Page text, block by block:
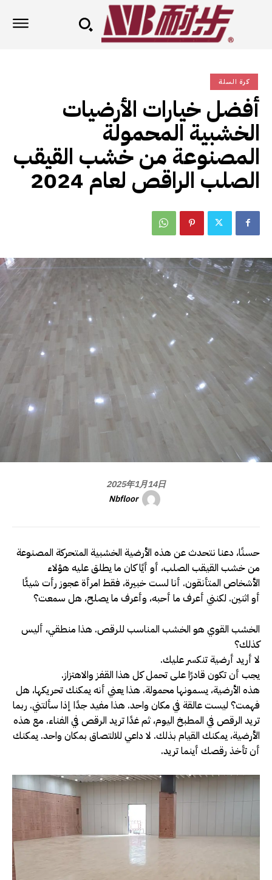
كرة السلة
أفضل خيارات الأرضيات
الخشبية المحمولة
المصنوعة من خشب القيقب
الصلب الراقص لعام 2024
2025年1月14日
Nbfloor
حسنًا، دعنا نتحدث عن هذه الأرضية الخشبية المتحركة المصنوعة
من خشب القيقب الصلب، أو أيًا كان ما يطلق عليه هؤلاء
الأشخاص المتأنقون. أنا لست خبيرة، فقط امرأة عجوز رأت شيئًا
أو اثنين. لكنني أعرف ما أحبه، وأعرف ما يصلح، هل سمعت؟
الخشب القوي هو الخشب المناسب للرقص. هذا منطقي، أليس
كذلك؟
لا أريد أرضية تنكسر عليك.
يجب أن تكون قادرًا على تحمل كل هذا القفز والاهتزاز.
هذه الأرضية، يسمونها محمولة. هذا يعني أنه يمكنك تحريكها، هل
فهمت؟ ليست عالقة في مكان واحد. هذا مفيد جدًا إذا سألتني. ربما
تريد الرقص في المطبخ اليوم، ثم غدًا تريد الرقص في الفناء. مع هذه
الأرضية، يمكنك القيام بذلك. لا داعي للالتصاق بمكان واحد. يمكنك
أن تأخذ رقصك أينما تريد.